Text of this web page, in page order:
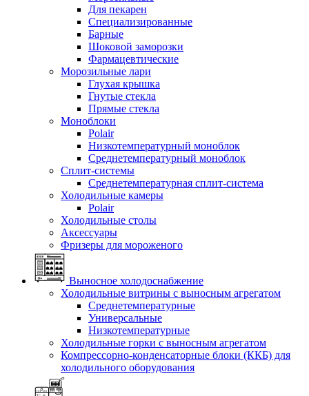
Для пекарен
Специализированные
Барные
Шоковой заморозки
Фармацевтические
Морозильные лари
Глухая крышка
Гнутые стекла
Прямые стекла
Моноблоки
Polair
Низкотемпературный моноблок
Среднетемпературный моноблок
Сплит-системы
Среднетемпературная сплит-система
Холодильные камеры
Polair
Холодильные столы
Аксессуары
Фризеры для мороженого
Выносное холодоснабжение
Холодильные витрины с выносным агрегатом
Среднетемпературные
Универсальные
Низкотемпературные
Холодильные горки с выносным агрегатом
Компрессорно-конденсаторные блоки (ККБ) для
холодильного оборудования